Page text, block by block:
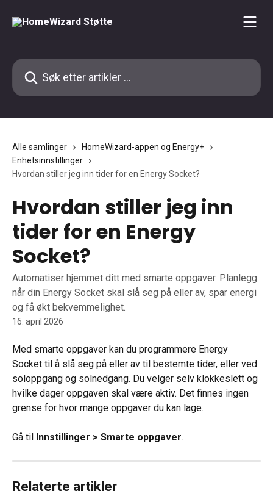
Søk etter artikler ...
Alle samlinger
HomeWizard-appen og Energy+
Enhetsinnstillinger
Hvordan stiller jeg inn tider for en Energy Socket?
Hvordan stiller jeg inn
tider for en Energy
Socket?
Automatiser hjemmet ditt med smarte oppgaver. Planlegg
når din Energy Socket skal slå seg på eller av, spar energi
og få økt bekvemmelighet.
16. april 2026
Med smarte oppgaver kan du programmere Energy
Socket til å slå seg på eller av til bestemte tider, eller ved
soloppgang og solnedgang. Du velger selv klokkeslett og
hvilke dager oppgaven skal være aktiv. Det finnes ingen
grense for hvor mange oppgaver du kan lage.
Gå til Innstillinger > Smarte oppgaver.
Relaterte artikler